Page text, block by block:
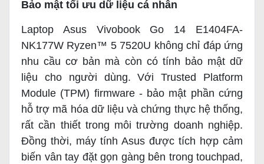
Bảo mật tối ưu dữ liệu cá nhân
Laptop Asus Vivobook Go 14 E1404FA-
NK177W Ryzen™ 5 7520U không chỉ đáp ứng
nhu cầu cơ bản mà còn có tính bảo mật dữ
liệu cho người dùng. Với Trusted Platform
Module (TPM) firmware - bảo mật phần cứng
hỗ trợ mã hóa dữ liệu và chứng thực hệ thống,
rất cần thiết trong môi trường doanh nghiệp.
Đồng thời, máy tính Asus được tích hợp cảm
biến vân tay đặt gọn gàng bên trong touchpad,